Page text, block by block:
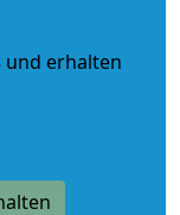
und erhalten